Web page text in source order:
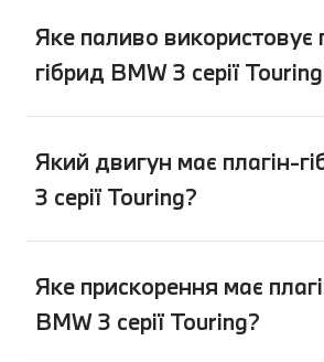
Яке паливо використовує
гібрид BMW 3 серії
Який двигун має плагін-
3 серії Touring?
Яке прискорення має
BMW 3 серії Touring?